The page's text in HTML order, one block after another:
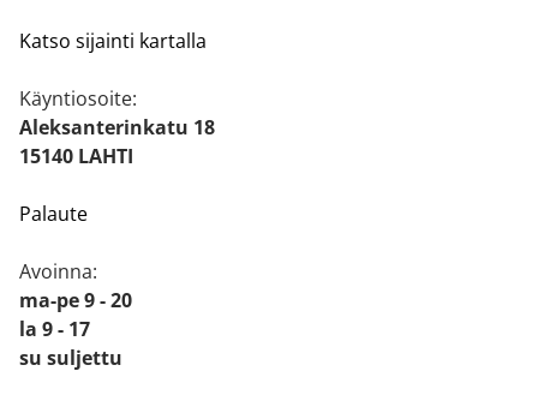
Katso sijainti kartalla
Käyntiosoite:
Aleksanterinkatu 18
15140 LAHTI
Palaute
Avoinna:
ma-pe 9 - 20
la 9 - 17
su suljettu